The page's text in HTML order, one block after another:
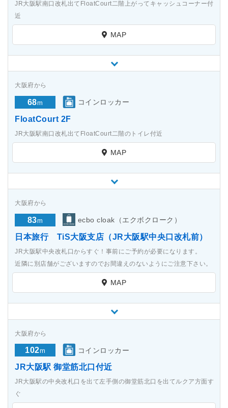
JR大阪駅南口改札出てFloatCourt二階上がってキャッシュコーナー付
近
MAP
大阪府から
68m コインロッカー
FloatCourt 2F
JR大阪駅南口改札出てFloatCourt二階のトイレ付近
MAP
大阪府から
83m ecbo cloak（エクボクローク）
日本旅行 TiS大阪支店（JR大阪駅中央口改札前）
JR大阪駅中央改札口からすぐ！事前にご予約が必要になります。
近隣に別店舗がございますのでお間違えのないようにご注意下さい。
MAP
大阪府から
102m コインロッカー
JR大阪駅 御堂筋北口付近
JR大阪駅の中央改札口を出て左手側の御堂筋北口を出てルクア方面す
ぐ